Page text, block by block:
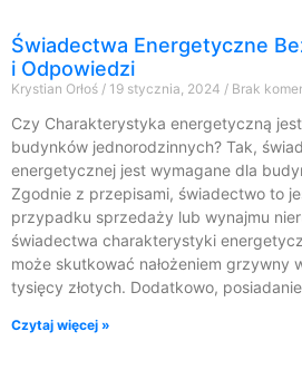
Świadectwa Energetyczne
i Odpowiedzi
Krystian Orłoś 19 stycznia, 2024 Brak
Czy Charakterystyka energetyczną
budynków jednorodzinnych? Tak,
energetycznej jest wymagane dla
Zgodnie z przepisami, świadectwo to
przypadku sprzedaży lub wynajmu
świadectwa charakterystyki
może skutkować nałożeniem grzywny
tysięcy złotych. Dodatkowo, posiadanie
Czytaj więcej »